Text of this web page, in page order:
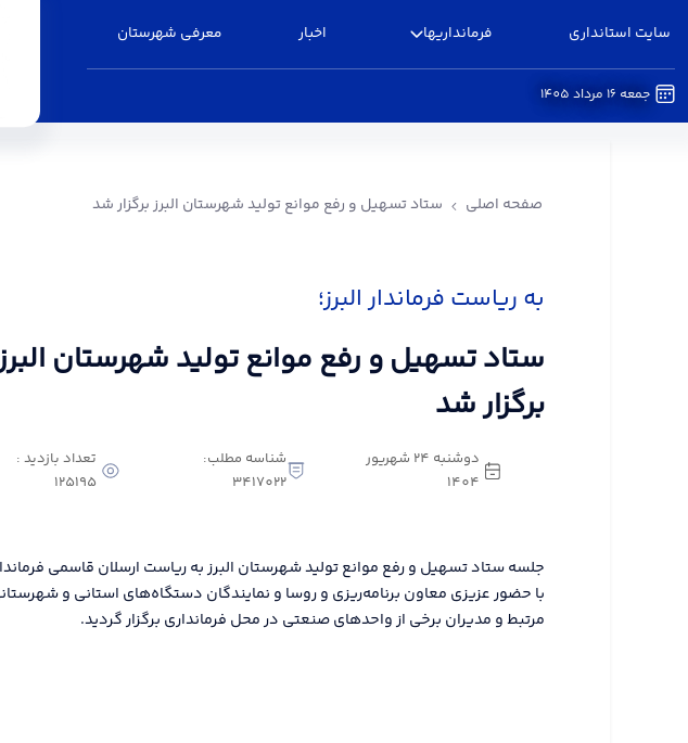
سایت استانداری فرمانداریها اخبار معرفی شهرستان
جمعه 16 مرداد 1405
صفحه اصلی ستاد تسهیل و رفع موانع تولید شهرستان البرز برگزار شد
به ریاست فرماندار البرز؛
ستاد تسهیل و رفع موانع تولید شهرستان
برگزار شد
دوشنبه 24 شهریور
1404
شناسه مطلب:
3417022
تعداد بازدید :
125195
جلسه ستاد تسهیل و رفع موانع تولید شهرستان البرز به ریاست ارسلان قاسمی
با حضور عزیزی معاون برنامه‌ریزی و روسا و نمایندگان دستگاه‌های استانی و
مرتبط و مدیران برخی از واحدهای صنعتی در محل فرمانداری برگزار گردید.